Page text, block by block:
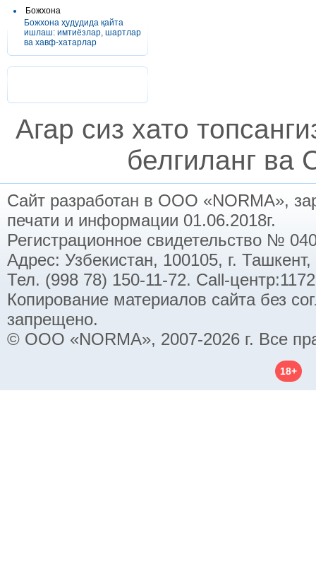
Божхона
Божхона ҳудудида қайта
ишлаш: имтиёзлар, шартлар
ва хавф-хатарлар
Агар сиз хато
белгиланг ва
Сайт разработан в ООО «NORMA»,
печати и информации 01.06.2018г.
Регистрационное свидетельство №
Адрес: Узбекистан, 100105, г.
Тел. (998 78) 150-11-72. Call-
Копирование материалов сайта без
запрещено.
© ООО «NORMA», 2007-2026 г. Все
18+